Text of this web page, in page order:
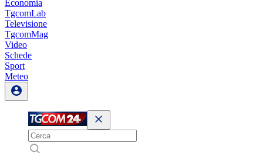
Economia
TgcomLab
Televisione
TgcomMag
Video
Schede
Sport
Meteo